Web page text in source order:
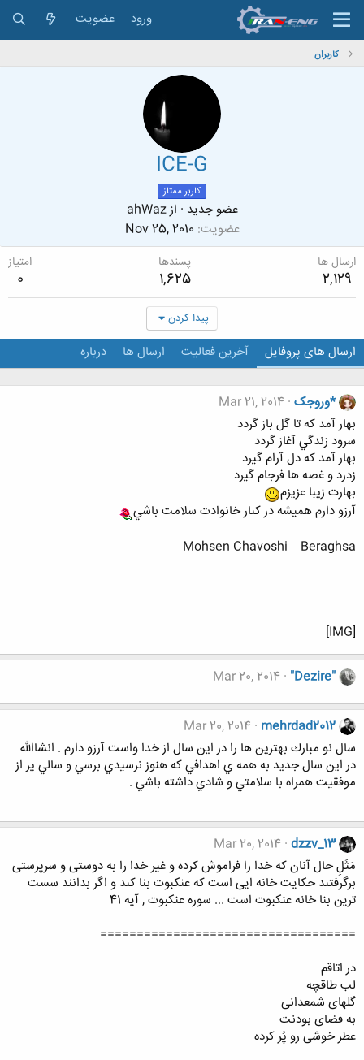
ورود عضویت
کاربران
ICE-G
کاربر ممتاز
عضو جدید · ازahWaz
عضویت Nov 25, 2010
ارسال ها
2,129
پسندها
1,625
امتیاز
0
پیدا کردن
ارسال های پروفایل آخرین فعالیت ارسال ها درباره
*وروجک Mar 21, 2014
بهار آمد كه تا گل باز گردد
سرود زندگي آغاز گردد
بهار آمد كه دل آرام گيرد
زدرد و غصه ها فرجام گيرد
بهارت زيبا عزيزم
آرزو دارم هميشه در كنار خانوادت سلامت باشي
Mohsen Chavoshi – Beraghsa
[IMG]
"Dezire"
Mar 20, 2014
mehrdad2012
Mar 20, 2014
سال نو مبارك بهترين ها را در اين سال از خدا واست آرزو دارم . انشاالله
در اين سال جديد به همه ي اهدافي كه هنوز نرسيدي برسي و سالي پر از
موفقيت همراه با سلامتي و شادي داشته باشي .
dzzv_13
Mar 20, 2014
مَثَلِ حال آنان که خدا را فراموش کرده و غیر خدا را به دوستی و سرپرستی
برگرفتند حکایت خانه ایی است که عنکبوت بنا کند و اگر بدانند سست
ترین بنا خانه عنکبوت است ... سوره عنکبوت , آیه 41
===================================
در اتاقم
لب طاقچه
گلهای شمعدانی
به فضای بودنت
عطر خوشی رو پُر کرده